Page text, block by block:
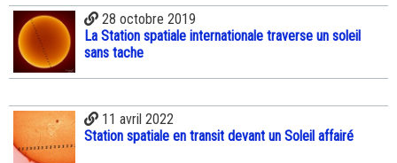
28 octobre 2019
La Station spatiale internationale traverse un soleil
sans tache
11 avril 2022
Station spatiale en transit devant un Soleil affairé